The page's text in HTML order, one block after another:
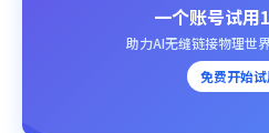
一个账号试用
助力AI无缝链接物理世
免费开始